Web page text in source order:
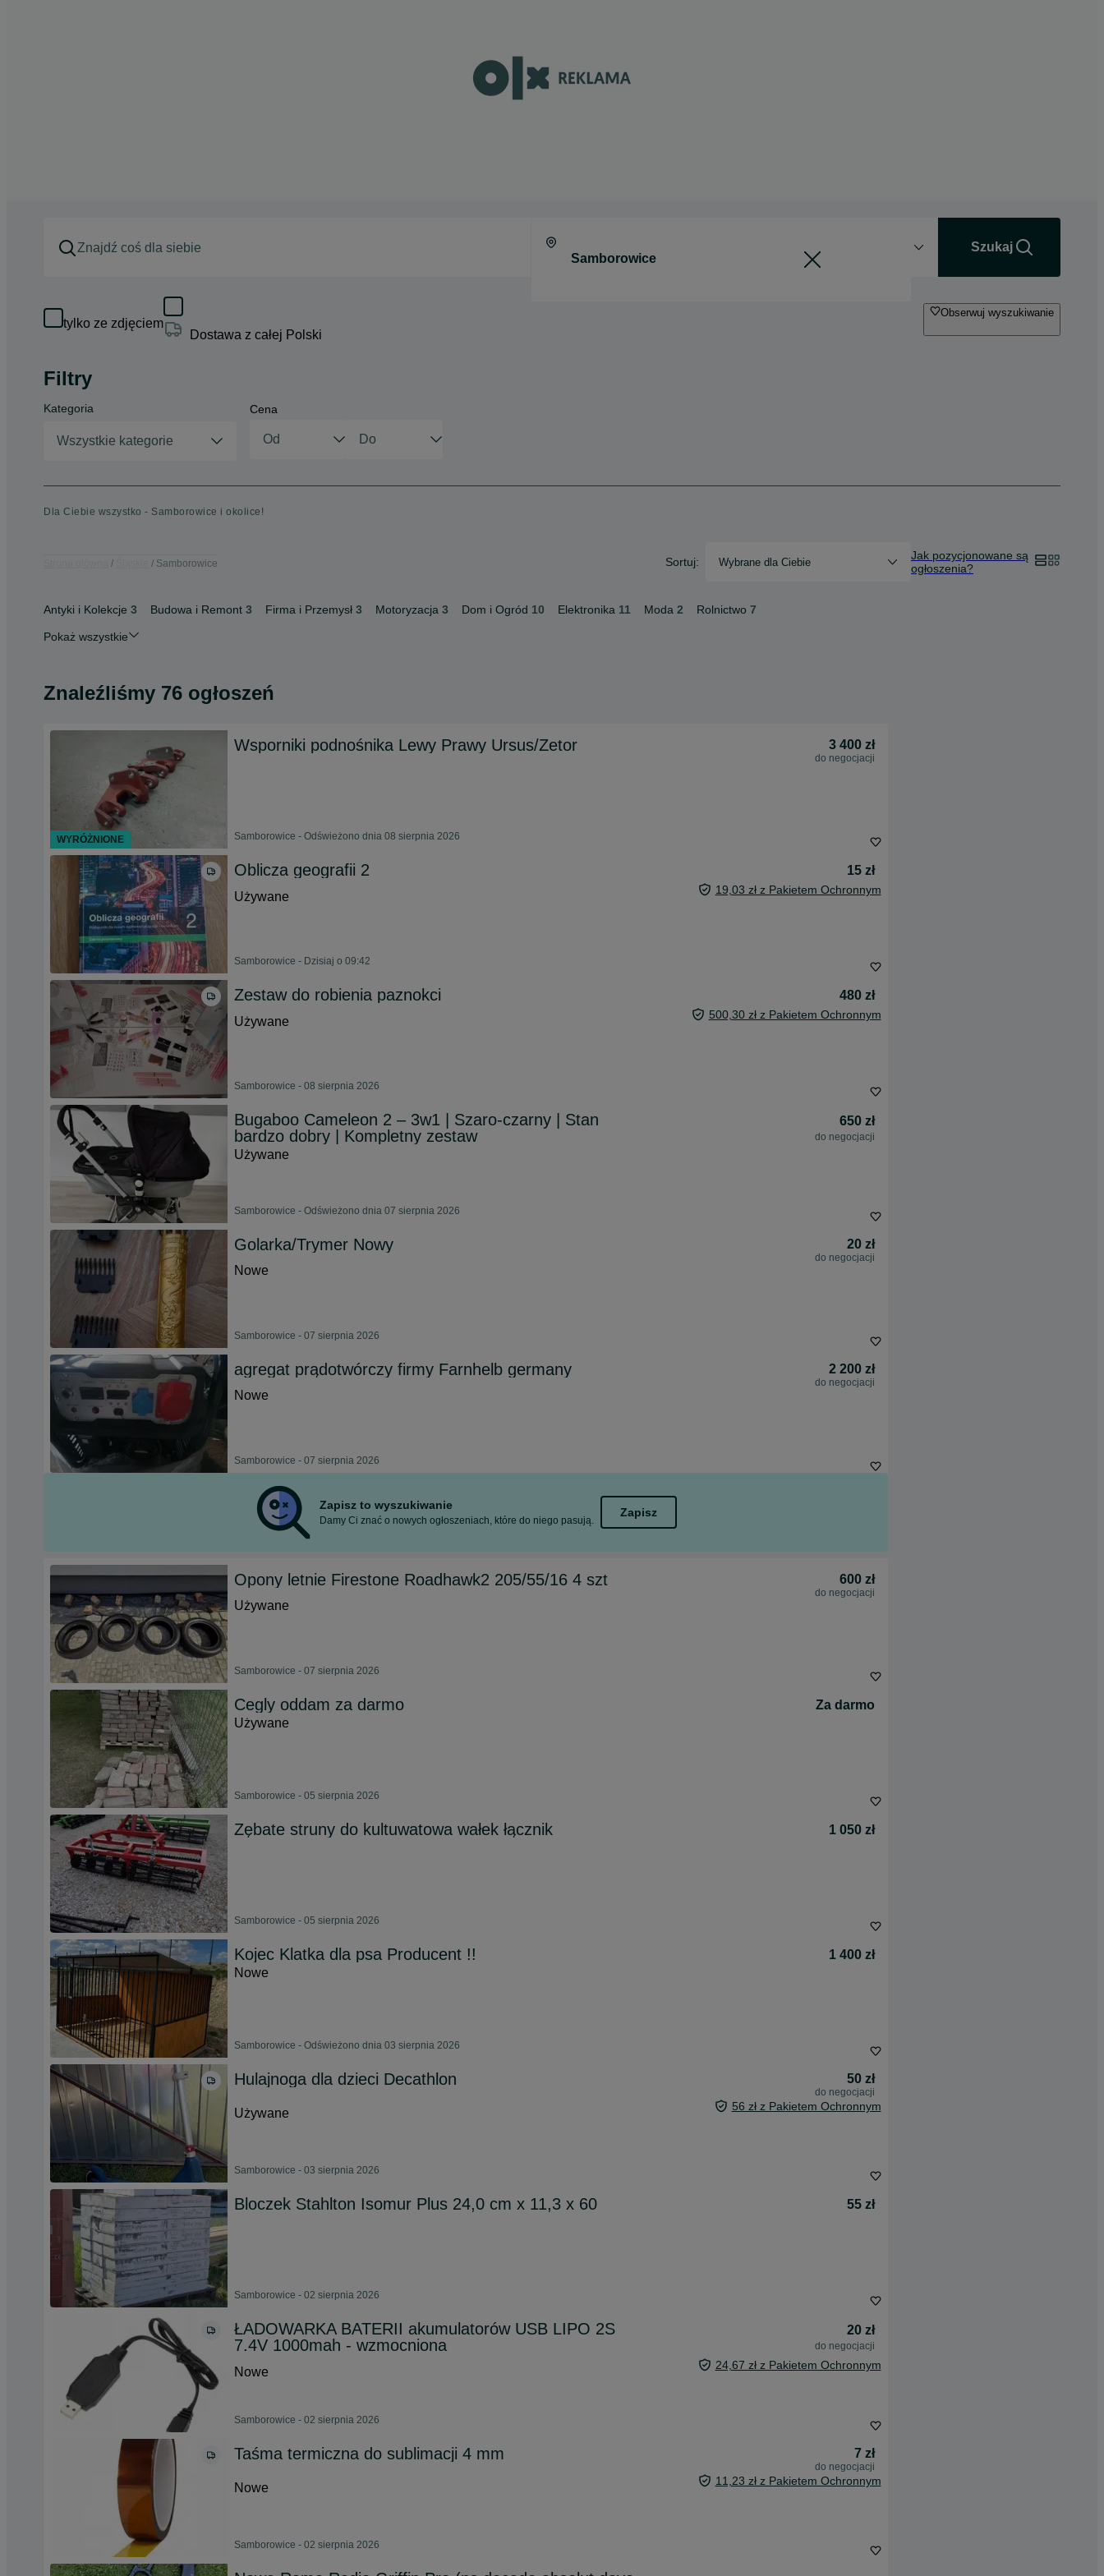
Szukaj
tylko ze zdjęciem
Dostawa z całej Polski
Obserwuj wyszukiwanie
Filtry
Kategoria
Wszystkie kategorie
Cena
Dla Ciebie wszystko - Samborowice i okolice!
Samborowice Sortuj: Wybrane dla Ciebie
Jak pozycjonowane są
ogłoszenia?
Antyki i Kolekcje 3 Budowa i Remont 3 Firma i Przemysł 3 Motoryzacja 3 Dom i Ogród 10 Elektronika 11 Moda 2 Rolnictwo 7
Pokaż wszystkie
Znaleźliśmy 76 ogłoszeń
Wsporniki podnośnika Lewy Prawy Ursus/Zetor 3 400 zł
do negocjacji
Samborowice - Odświeżono dnia 08 sierpnia 2026
Oblicza geografii 2
15 zł
Używane
19,03 zł z Pakietem Ochronnym
Samborowice - Dzisiaj o 09:42
Zestaw do robienia paznokci
480 zł
Używane
500,30 zł z Pakietem Ochronnym
Samborowice - 08 sierpnia 2026
Bugaboo Cameleon 2 – 3w1 | Szaro-czarny | Stan
bardzo dobry | Kompletny zestaw
650 zł
do negocjacji
Używane
Samborowice - Odświeżono dnia 07 sierpnia 2026
Golarka/Trymer Nowy 20 zł
do negocjacji
Nowe
Samborowice - 07 sierpnia 2026
agregat prądotwórczy firmy Farnhelb germany 2 200 zł
do negocjacji
Nowe
Samborowice - 07 sierpnia 2026
Zapisz to wyszukiwanie
Damy Ci znać o nowych ogłoszeniach, które do niego pasują.
Zapisz
Opony letnie Firestone Roadhawk2 205/55/16 4 szt 600 zł
do negocjacji
Używane
Samborowice - 07 sierpnia 2026
Cegly oddam za darmo
Za darmo
Używane
Samborowice - 05 sierpnia 2026
Zębate struny do kultuwatowa wałek łącznik 1 050 zł
Samborowice - 05 sierpnia 2026
Kojec Klatka dla psa Producent !!
1 400 zł
Nowe
Samborowice - Odświeżono dnia 03 sierpnia 2026
Hulajnoga dla dzieci Decathlon 50 zł
do negocjacji
Używane 56 zł z Pakietem Ochronnym
Samborowice - 03 sierpnia 2026
Bloczek Stahlton Isomur Plus 24,0 cm x 11,3 x 60 55 zł
Samborowice - 02 sierpnia 2026
ŁADOWARKA BATERII akumulatorów USB LIPO 2S
7.4V 1000mah - wzmocniona
20 zł
do negocjacji
Nowe 24,67 zł z Pakietem Ochronnym
Samborowice - 02 sierpnia 2026
Taśma termiczna do sublimacji 4 mm 7 zł
do negocjacji
Nowe 11,23 zł z Pakietem Ochronnym
Samborowice - 02 sierpnia 2026
WYRÓŻNIONE